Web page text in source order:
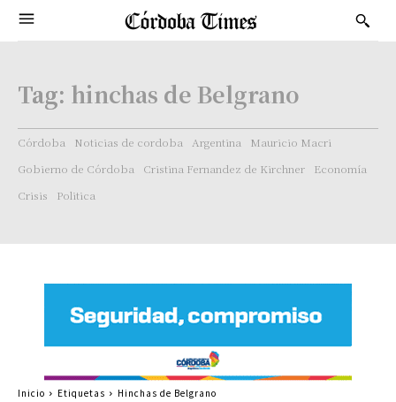
Tag: hinchas de Belgrano
Córdoba Noticias de cordoba Argentina
Mauricio Macri
Gobierno de Córdoba
Cristina Fernandez de Kirchner
Economía
Crisis
Politica
Inicio Etiquetas Hinchas de Belgrano